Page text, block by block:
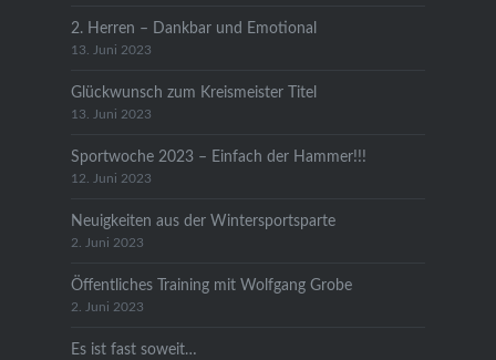
2. Herren – Dankbar und Emotional
13. Juni 2023
Glückwunsch zum Kreismeister Titel
13. Juni 2023
Sportwoche 2023 – Einfach der Hammer!!!
12. Juni 2023
Neuigkeiten aus der Wintersportsparte
2. Juni 2023
Öffentliches Training mit Wolfgang Grobe
2. Juni 2023
Es ist fast soweit…